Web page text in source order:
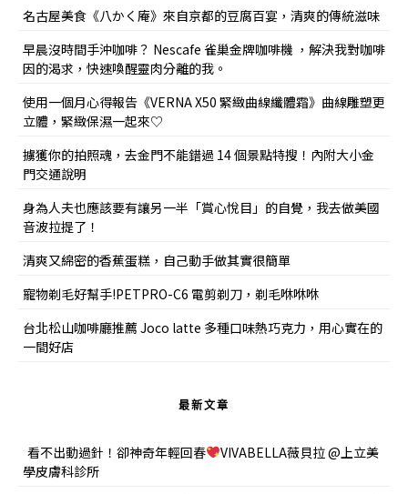
名古屋美食《八かく庵》來自京都的豆腐百宴，清爽的傳統滋味
早晨沒時間手沖咖啡？ Nescafe 雀巢金牌咖啡機 ，解決我對咖啡
因的渴求，快速喚醒靈肉分離的我。
使用一個月心得報告《VERNA X50 緊緻曲線纖體霜》曲線雕塑更
立體，緊緻保濕一起來♡
擄獲你的拍照魂，去金門不能錯過 14 個景點特搜！內附大小金
門交通說明
身為人夫也應該要有讓另一半「賞心悅目」的自覺，我去做美國
音波拉提了！
清爽又綿密的香蕉蛋糕，自己動手做其實很簡單
寵物剃毛好幫手!PETPRO-C6 電剪剃刀，剃毛咻咻咻
台北松山咖啡廳推薦 Joco latte 多種口味熱巧克力，用心實在的
一間好店
最新文章
看不出動過針！卻神奇年輕回春
VIVABELLA薇貝拉 @上立美
學皮膚科診所